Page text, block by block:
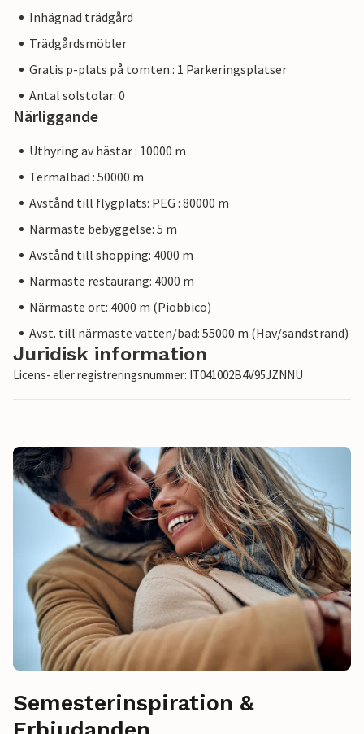
Inhägnad trädgård
Trädgårdsmöbler
Gratis p-plats på tomten : 1 Parkeringsplatser
Antal solstolar: 0
Närliggande
Uthyring av hästar : 10000 m
Termalbad : 50000 m
Avstånd till flygplats: PEG : 80000 m
Närmaste bebyggelse: 5 m
Avstånd till shopping: 4000 m
Närmaste restaurang: 4000 m
Närmaste ort: 4000 m (Piobbico)
Avst. till närmaste vatten/bad: 55000 m (Hav/sandstrand)
Juridisk information
Licens- eller registreringsnummer: IT041002B4V95JZNNU
Semesterinspiration &